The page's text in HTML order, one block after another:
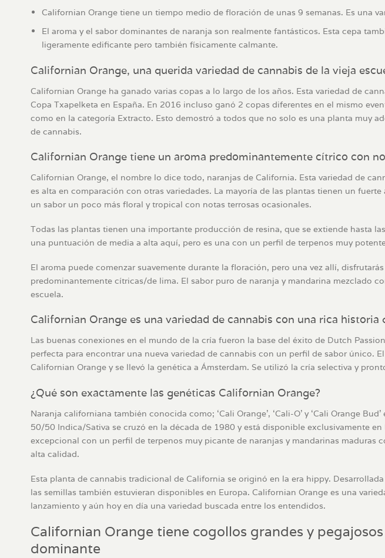
Californian Orange tiene un tiempo medio de floración de unas 9 semanas. Es una
El aroma y el sabor dominantes de naranja son realmente fantásticos. Esta cepa
ligeramente edificante pero también físicamente calmante.
Californian Orange, una querida variedad de cannabis de la vieja
Californian Orange ha ganado varias copas a lo largo de los años. Esta variedad de
Copa Txapelketa en España. En 2016 incluso ganó 2 copas diferentes en el mismo
como en la categoría Extracto. Esto demostró a todos que no solo es una planta muy
de cannabis.
Californian Orange tiene un aroma predominantemente cítrico con
Californian Orange, el nombre lo dice todo, naranjas de California. Esta variedad de
es alta en comparación con otras variedades. La mayoría de las plantas tienen un
un sabor un poco más floral y tropical con notas terrosas ocasionales.
Todas las plantas tienen una importante producción de resina, que se extiende hasta
una puntuación de media a alta aquí, pero es una con un perfil de terpenos muy
El aroma puede comenzar suavemente durante la floración, pero una vez allí,
predominantemente cítricas/de lima. El sabor puro de naranja y mandarina mezclado
escuela.
Californian Orange es una variedad de cannabis con una rica historia
Las buenas conexiones en el mundo de la cría fueron la base del éxito de Dutch
perfecta para encontrar una nueva variedad de cannabis con un perfil de sabor único.
Californian Orange y se llevó la genética a Ámsterdam. Se utilizó la cría selectiva y
¿Qué son exactamente las genéticas Californian Orange?
Naranja californiana también conocida como; ‘Cali Orange’, ‘Cali-O’ y ‘Cali Orange
50/50 Indica/Sativa se cruzó en la década de 1980 y está disponible exclusivamente
excepcional con un perfil de terpenos muy picante de naranjas y mandarinas maduras
alta calidad.
Esta planta de cannabis tradicional de California se originó en la era hippy.
las semillas también estuvieran disponibles en Europa. Californian Orange es una
lanzamiento y aún hoy en día una variedad buscada entre los entendidos.
Californian Orange tiene cogollos grandes y
dominante